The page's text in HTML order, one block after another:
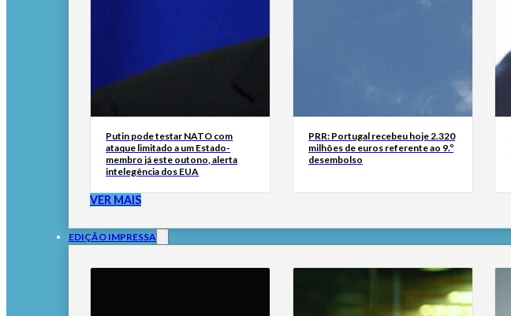
Putin pode testar NATO com
ataque limitado a um Estado-
membro já este outono, alerta
intelegência dos EUA
PRR: Portugal recebeu hoje 2.320
milhões de euros referente ao 9.º
desembolso
VER MAIS
EDIÇÃO IMPRESSA